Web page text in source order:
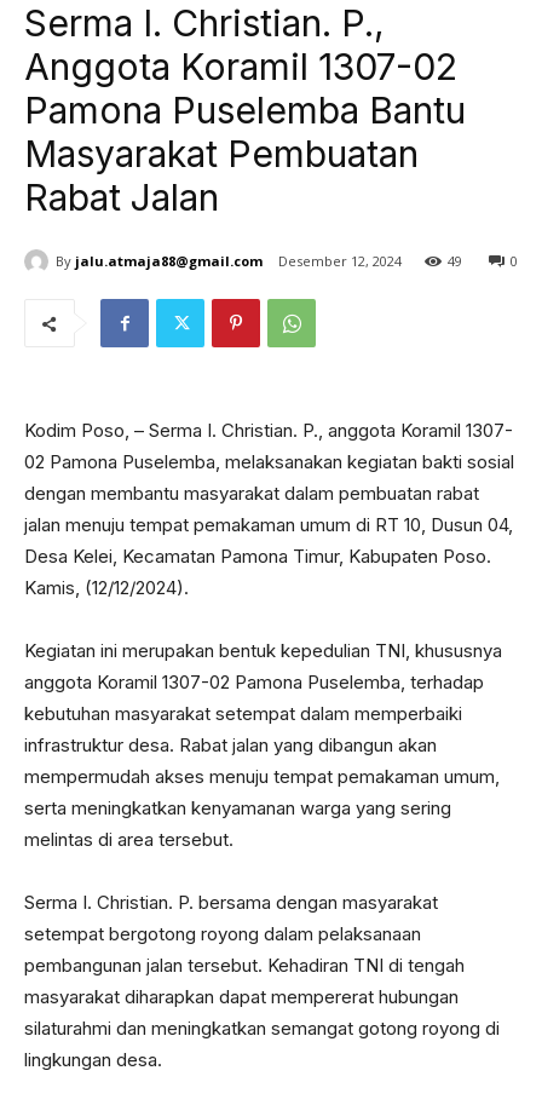
Serma I. Christian. P.,
Anggota Koramil 1307-02
Pamona Puselemba Bantu
Masyarakat Pembuatan
Rabat Jalan
By jalu.atmaja88@gmail.com Desember 12, 2024 0
49
Kodim Poso, – Serma I. Christian. P., anggota Koramil 1307-
02 Pamona Puselemba, melaksanakan kegiatan bakti sosial
dengan membantu masyarakat dalam pembuatan rabat
jalan menuju tempat pemakaman umum di RT 10, Dusun 04,
Desa Kelei, Kecamatan Pamona Timur, Kabupaten Poso.
Kamis, (12/12/2024).
Kegiatan ini merupakan bentuk kepedulian TNI, khususnya
anggota Koramil 1307-02 Pamona Puselemba, terhadap
kebutuhan masyarakat setempat dalam memperbaiki
infrastruktur desa. Rabat jalan yang dibangun akan
mempermudah akses menuju tempat pemakaman umum,
serta meningkatkan kenyamanan warga yang sering
melintas di area tersebut.
Serma I. Christian. P. bersama dengan masyarakat
setempat bergotong royong dalam pelaksanaan
pembangunan jalan tersebut. Kehadiran TNI di tengah
masyarakat diharapkan dapat mempererat hubungan
silaturahmi dan meningkatkan semangat gotong royong di
lingkungan desa.